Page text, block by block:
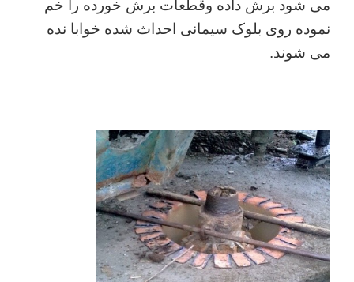
می شود برش داده وقطعات برش خورده را خم
نموده روی بلوک سیمانی احداث شده خوابا نده
می شوند.